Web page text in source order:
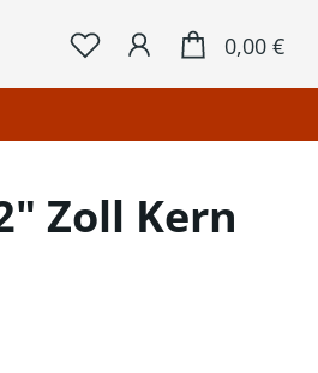
0,00 €
Zoll Kern